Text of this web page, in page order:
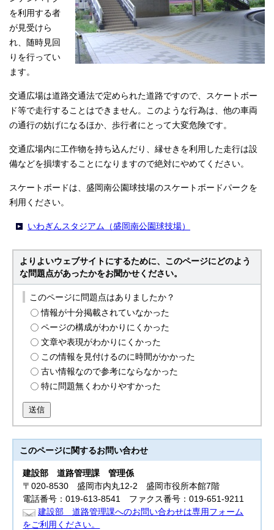
を利用する者
が見受けら
れ、随時見回
りを行ってい
ます。
交通広場は道路交通法で定められた道路ですので、スケートボー
ド等で走行することはできません。このような行為は、他の車両
の通行の妨げになるほか、歩行者にとって大変危険です。
交通広場内に工作物を持ち込んだり、縁せきを利用した走行は設
備などを損壊することになりますので絶対にやめてください。
スケートボードは、盛岡南公園球技場のスケートボードパークを
利用ください。
いわぎんスタジアム（盛岡南公園球技場）
よりよいウェブサイトにするために、このページにどのよう
な問題点があったかをお聞かせください。
このページに問題点はありましたか？
情報が十分掲載されていなかった
ページの構成がわかりにくかった
文章や表現がわかりにくかった
この情報を見付けるのに時間がかかった
古い情報なので参考にならなかった
特に問題無くわかりやすかった
送信
このページに関するお問い合わせ
建設部道路管理課 管理係
〒020-8530 盛岡市内丸12-2 盛岡市役所本館7階
電話番号：019-613-8541 ファクス番号：019-651-9211
建設部 道路管理課へのお問い合わせは専用フォーム
をご利用ください。